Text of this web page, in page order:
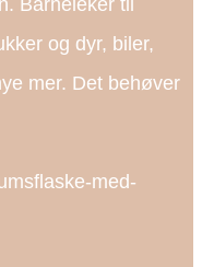
Barneleker til
og dyr, biler,
mer. Det behøver
med-